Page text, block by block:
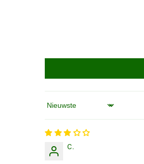
Sorteren op
C.